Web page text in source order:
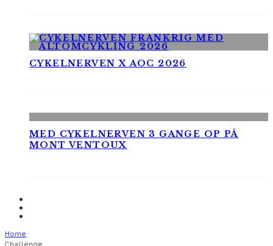
CYKELNERVEN X AOC 2026
MED CYKELNERVEN 3 GANGE OP PÅ
MONT VENTOUX
Home
Challenge